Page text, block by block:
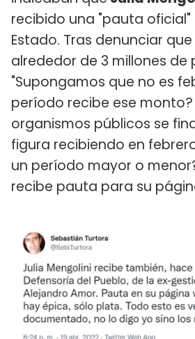
recibido una "pauta
Estado. Tras denunciar
alrededor de 3 millones de
"Supongamos que no es
período recibe ese
organismos públicos se
figura recibiendo en
un período mayor o
recibe pauta para su